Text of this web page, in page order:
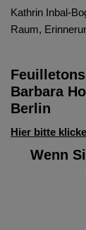
Kathrin Inbal-
Raum,
Barbara
Berlin
Hier bitte
Wenn